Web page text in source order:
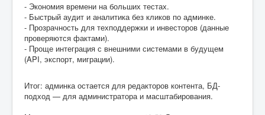
- Экономия времени на больших тестах.
- Быстрый аудит и аналитика без кликов по админке.
- Прозрачность для техподдержки и инвесторов (данные
проверяются фактами).
- Проще интеграция с внешними системами в будущем
(API, экспорт, миграции).
Итог: админка остается для редакторов контента, БД-
подход — для администратора и масштабирования.